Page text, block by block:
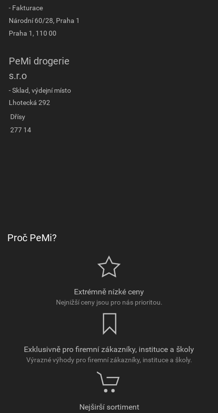
- Fakturace
Národní 60/28, Praha 1
Praha 1, 110 00
PeMi drogerie
s.r.o
- Sklad, výdejní místo
Lhotecká 292
Dřísy
277 14
Proč PeMi?
Extrémně nízké ceny
Nejnižší ceny jsou pro nás prioritou.
Exklusivně pro firemní zákazníky, instituce a školy
Výrazné výhody pro firemní zákazníky, instituce a školy.
Nejširší sortiment